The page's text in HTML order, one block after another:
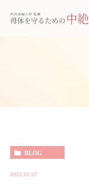
BLOG
2022.02.07